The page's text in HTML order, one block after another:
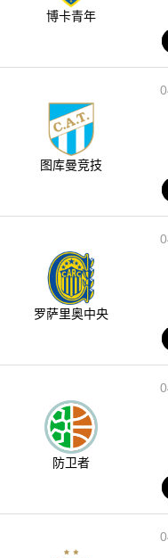
博卡青年
图库曼竞技
罗萨里奥中央
防卫者